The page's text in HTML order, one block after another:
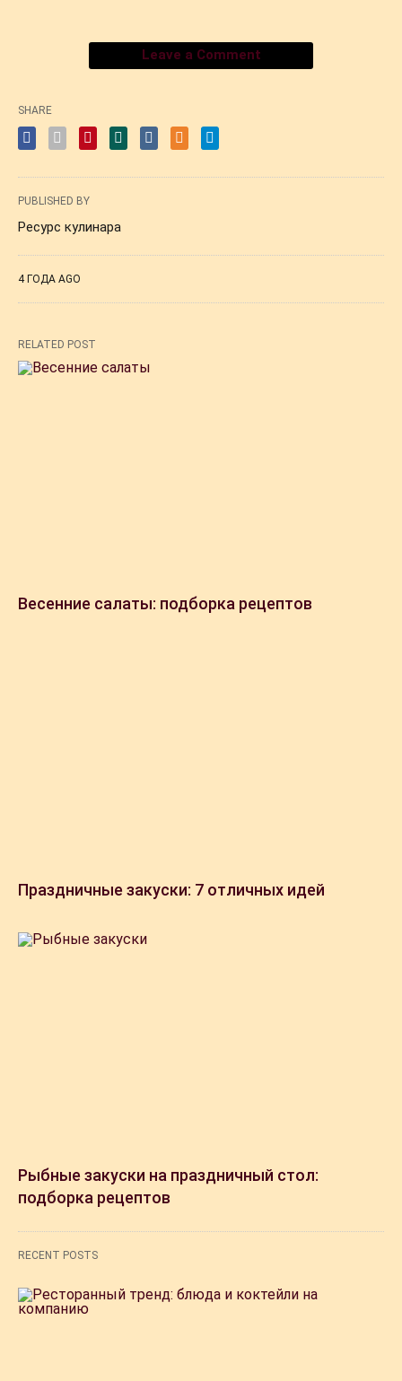
Leave a Comment
SHARE
PUBLISHED BY
Ресурс кулинара
4 ГОДА AGO
RELATED POST
Весенние салаты: подборка рецептов
Праздничные закуски: 7 отличных идей
Рыбные закуски на праздничный стол:
подборка рецептов
RECENT POSTS